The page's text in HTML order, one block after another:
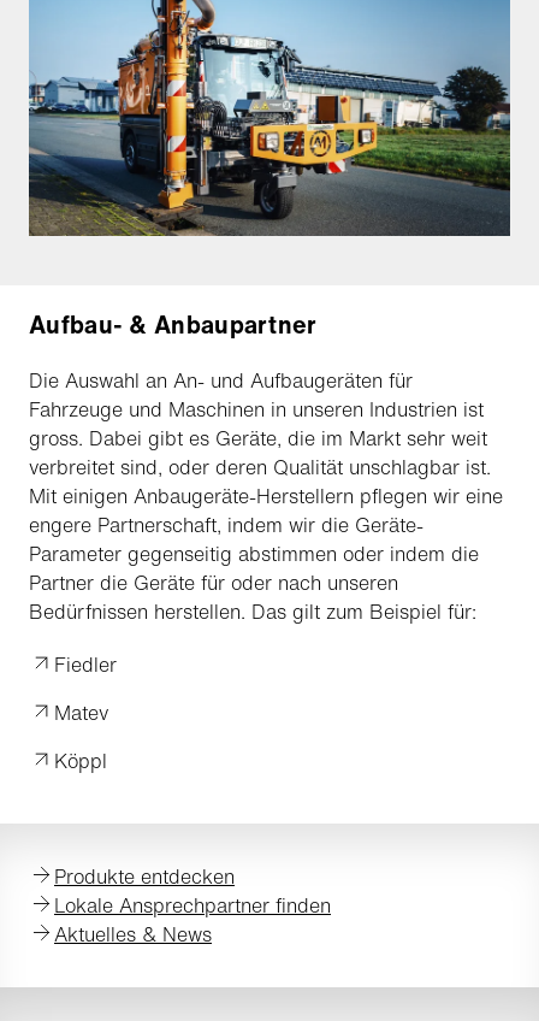
Aufbau- & Anbaupartner
Die Auswahl an An- und Aufbaugeräten für
Fahrzeuge und Maschinen in unseren Industrien ist
gross. Dabei gibt es Geräte, die im Markt sehr weit
verbreitet sind, oder deren Qualität unschlagbar ist.
Mit einigen Anbaugeräte-Herstellern pflegen wir eine
engere Partnerschaft, indem wir die Geräte-
Parameter gegenseitig abstimmen oder indem die
Partner die Geräte für oder nach unseren
Bedürfnissen herstellen. Das gilt zum Beispiel für:
Fiedler
Matev
Köppl
Produkte entdecken
Lokale Ansprechpartner finden
Aktuelles & News